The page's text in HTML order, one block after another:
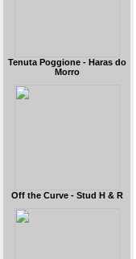
Tenuta Poggione - Haras do
Morro
Off the Curve - Stud H & R